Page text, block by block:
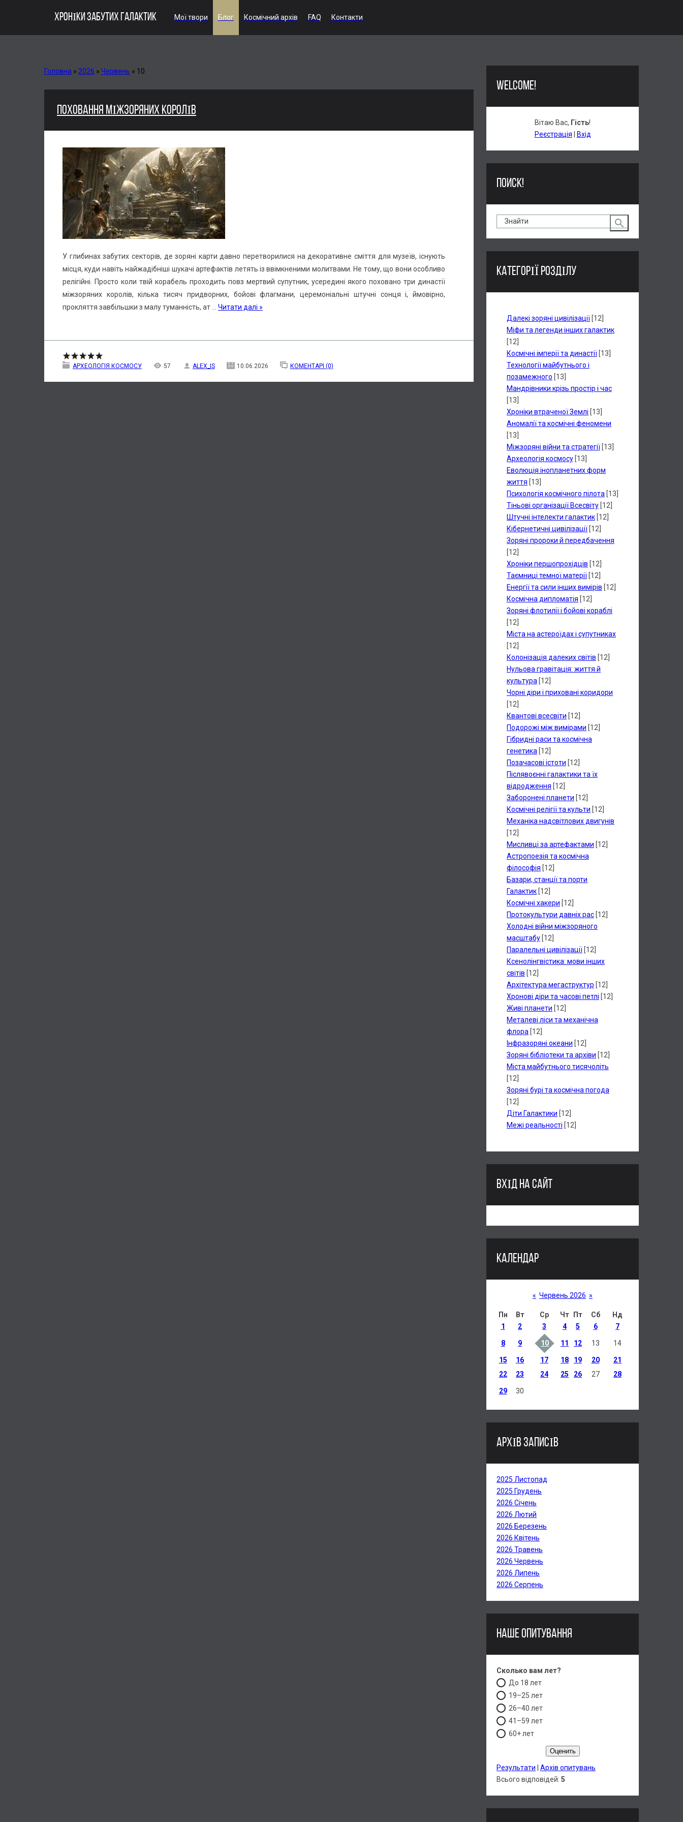
ХРОНІКИ ЗАБУТИХ ГАЛАКТИК Мої твори Блог Космічний архів FAQ Контакти
Головна » 2026 » Червень » 10
ПОХОВАННЯ МІЖЗОРЯНИХ КОРОЛІВ
У глибинах забутих секторів, де зоряні карти давно перетворилися на декоративне сміття для музеїв, існують
місця, куди навіть найжадібніші шукачі артефактів летять із ввімкненими молитвами. Не тому, що вони особливо
релігійні. Просто коли твій корабель проходить повз мертвий супутник, усередині якого поховано три династії
міжзоряних королів, кілька тисяч придворних, бойові флагмани, церемоніальні штучні сонця і, ймовірно,
прокляття завбільшки з малу туманність, ат
Читати далі »
АРХЕОЛОГІЯ КОСМОСУ 57 ALEX_IS 10.06.2026 КОМЕНТАРІ (0)
WELCOME!
Вітаю Вас, Гість!
Реєстрація
Вхід
ПОИСК!
КАТЕГОРІЇ РОЗДІЛУ
Далекі зоряні цивілізації [12]
Міфи та легенди інших галактик
[12]
Космічні імперії та династії [13]
Технології майбутнього і
позамежного [13]
Мандрівники крізь простір і час
[13]
Хроніки втраченої Землі [13]
Аномалії та космічні феномени
[13]
Міжзоряні війни та стратегії [13]
Археологія космосу [13]
Еволюція інопланетних форм
життя [13]
Психологія космічного пілота [13]
Тіньові організації Всесвіту [12]
Штучні інтелекти галактик [12]
Кібернетичні цивілізації [12]
Зоряні пророки й передбачення
[12]
Хроніки першопрохідців [12]
Таємниці темної матерії [12]
Енергії та сили інших вимірів [12]
Космічна дипломатія [12]
Зоряні флотилії і бойові кораблі
[12]
Міста на астероїдах і супутниках
[12]
Колонізація далеких світів [12]
Нульова гравітація: життя й
культура [12]
Чорні діри і приховані коридори
[12]
Квантові всесвіти [12]
Подорожі між вимірами [12]
Гібридні раси та космічна
генетика [12]
Позачасові істоти [12]
Післявоєнні галактики та їх
відродження [12]
Заборонені планети [12]
Космічні релігії та культи [12]
Механіка надсвітлових двигунів
[12]
Мисливці за артефактами [12]
Астропоезія та космічна
філософія [12]
Базари, станції та порти
Галактик [12]
Космічні хакери [12]
Протокультури давніх рас [12]
Холодні війни міжзоряного
масштабу [12]
Паралельні цивілізації [12]
Ксенолінгвістика: мови інших
світів [12]
Архітектура мегаструктур [12]
Хронові діри та часові петлі [12]
Живі планети [12]
Металеві ліси та механічна
флора [12]
Інфразоряні океани [12]
Зоряні бібліотеки та архіви [12]
Міста майбутнього тисячоліть
[12]
Зоряні бурі та космічна погода
[12]
Діти Галактики [12]
Межі реальності [12]
ВХІД НА САЙТ
КАЛЕНДАР
« Червень 2026 »
Пн Вт Ср Чт Пт Сб
Нд
1
2 3 4 5 6 7
8 9 10 11 12 13 14
15 16 17 18 19 20
21
22
23 24 25 26 27 28
29 30
АРХІВ ЗАПИСІВ
2025 Листопад
2025 Грудень
2026 Січень
2026 Лютий
2026 Березень
2026 Квітень
2026 Травень
2026 Червень
2026 Липень
2026 Серпень
НАШЕ ОПИТУВАННЯ
Сколько вам лет?
До 18 лет
19–25 лет
26–40 лет
41–59 лет
60+ лет
Результати
Архів опитувань
Всього відповідей: 5